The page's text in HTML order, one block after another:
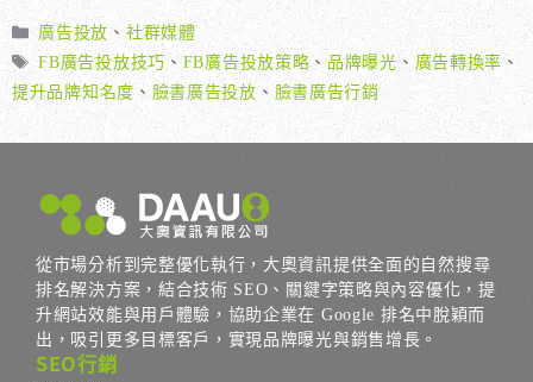
分
類
廣告投放 、 社群媒體
標
籤
FB廣告投放技巧 、 FB廣告投放策略 、 品牌曝光 、 廣告轉換率 、
提升品牌知名度 、 臉書廣告投放 、 臉書廣告行銷
從市場分析到完整優化執行，大奧資訊提供全面的自然搜尋
排名解決方案，結合技術 SEO、關鍵字策略與內容優化，提
升網站效能與用戶體驗，協助企業在 Google 排名中脫穎而
出，吸引更多目標客戶，實現品牌曝光與銷售增長。
SEO行銷